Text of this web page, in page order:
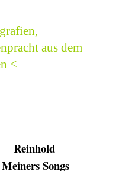
aus dem
<
Reinhold
Meiners Songs –